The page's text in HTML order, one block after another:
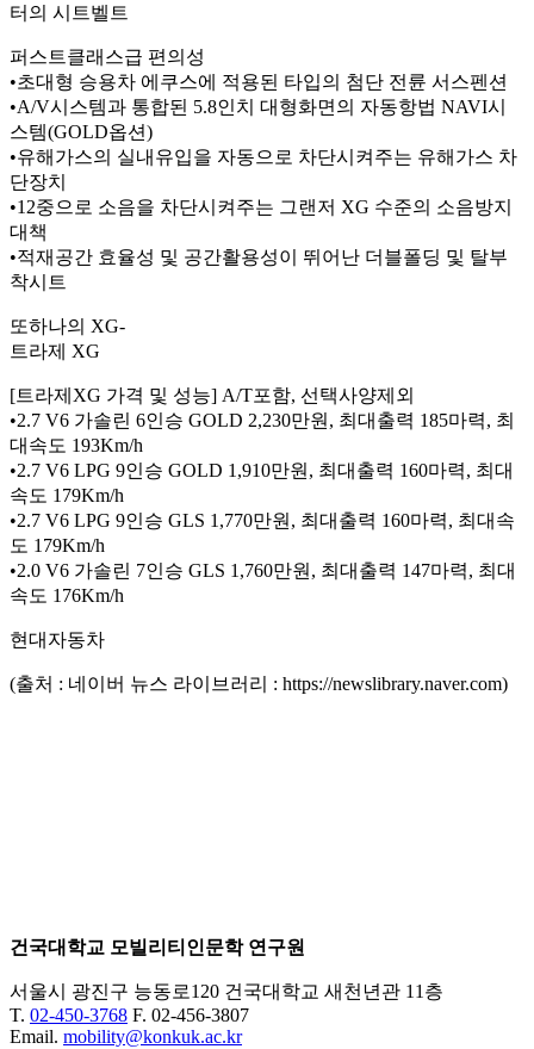
터의 시트벨트
퍼스트클래스급 편의성
•초대형 승용차 에쿠스에 적용된 타입의 첨단 전륜 서스펜션
•A/V시스템과 통합된 5.8인치 대형화면의 자동항법 NAVI시
스템(GOLD옵션)
•유해가스의 실내유입을 자동으로 차단시켜주는 유해가스 차
단장치
•12중으로 소음을 차단시켜주는 그랜저 XG 수준의 소음방지
대책
•적재공간 효율성 및 공간활용성이 뛰어난 더블폴딩 및 탈부
착시트
또하나의 XG-
트라제 XG
[트라제XG 가격 및 성능] A/T포함, 선택사양제외
•2.7 V6 가솔린 6인승 GOLD 2,230만원, 최대출력 185마력, 최
대속도 193Km/h
•2.7 V6 LPG 9인승 GOLD 1,910만원, 최대출력 160마력, 최대
속도 179Km/h
•2.7 V6 LPG 9인승 GLS 1,770만원, 최대출력 160마력, 최대속
도 179Km/h
•2.0 V6 가솔린 7인승 GLS 1,760만원, 최대출력 147마력, 최대
속도 176Km/h
현대자동차
(출처 : 네이버 뉴스 라이브러리 : https://newslibrary.naver.com)
건국대학교 모빌리티인문학 연구원
서울시 광진구 능동로120 건국대학교 새천년관 11층
T. 02-450-3768 F. 02-456-3807
Email. mobility@konkuk.ac.kr